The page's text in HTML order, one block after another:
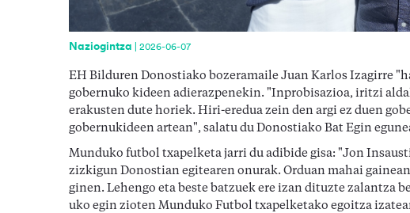
Naziogintza 2026-06-07
EH Bilduren Donostiako bozeramaile Juan Karlos Izagirre
gobernuko kideen adierazpenekin. "Inprobisazioa, iritzi
erakusten dute horiek. Hiri-eredua zein den argi ez duen
gobernukideen artean", salatu du Donostiako Bat Egin
Munduko futbol txapelketa jarri du adibide gisa: "Jon
zizkigun Donostian egitearen onurak. Orduan mahai
ginen. Lehengo eta beste batzuek ere izan dituzte zalantza
uko egin zioten Munduko Futbol txapelketako egoitza